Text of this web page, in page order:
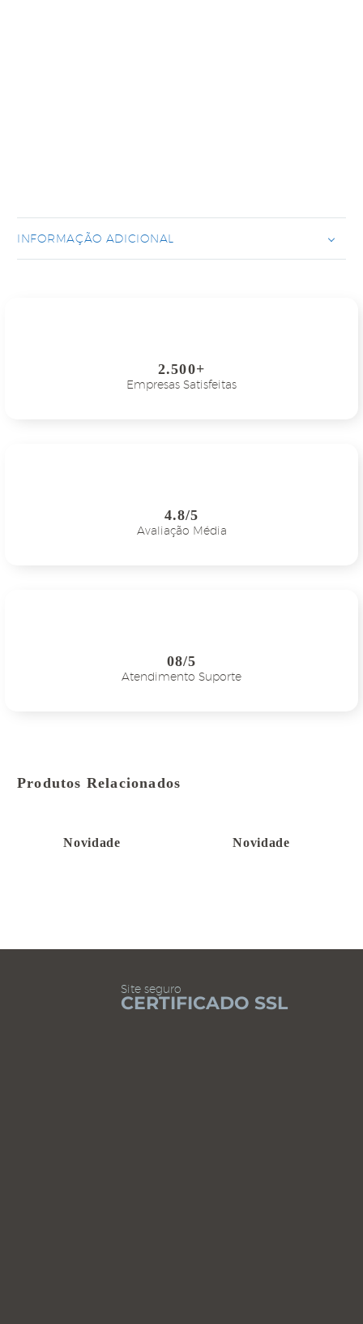
INFORMAÇÃO ADICIONAL
2.500+
Empresas Satisfeitas
4.8/5
Avaliação Média
08/5
Atendimento Suporte
Produtos Relacionados
Novidade Novidade
Site seguro
CERTIFICADO SSL